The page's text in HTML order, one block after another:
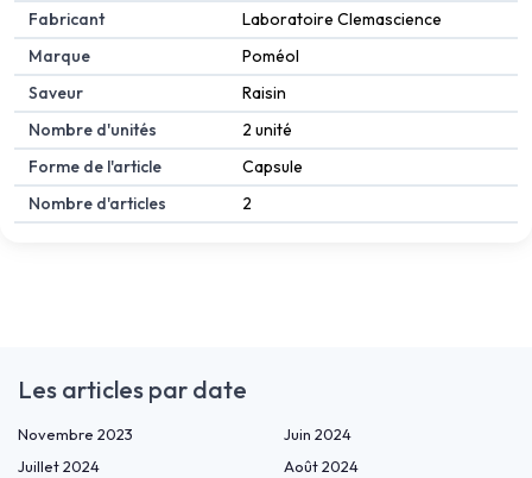
Fabricant
Laboratoire Clemascience
Marque
Poméol
Saveur
Raisin
Nombre d'unités
2 unité
Forme de l'article
Capsule
Nombre d'articles
2
Les articles par date
Novembre 2023
Juin 2024
Juillet 2024
Août 2024